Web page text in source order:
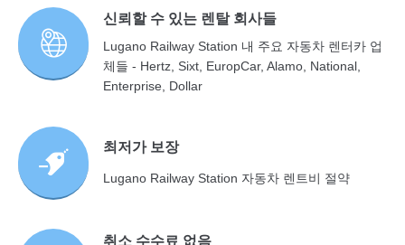
신뢰할 수 있는 렌탈 회사들
Lugano Railway Station 내 주요 자동차 렌터카 업
체들 - Hertz, Sixt, EuropCar, Alamo, National,
Enterprise, Dollar
최저가 보장
Lugano Railway Station 자동차 렌트비 절약
취소 수수료 없음